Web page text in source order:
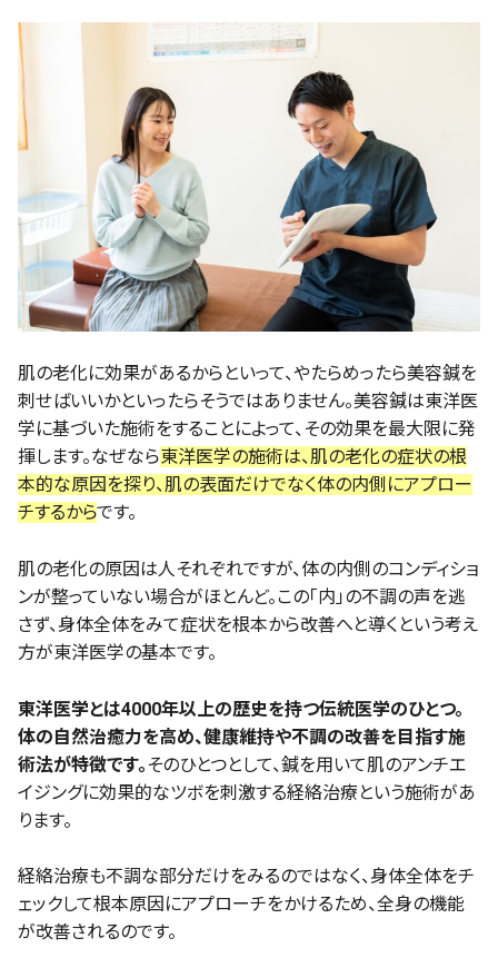
肌の老化に効果があるからといって、やたらめったら美容鍼を
刺せばいいかといったらそうではありません。美容鍼は東洋医
学に基づいた施術をすることによって、その効果を最大限に発
揮します。なぜなら東洋医学の施術は、肌の老化の症状の根
本的な原因を探り、肌の表面だけでなく体の内側にアプロー
チするからです。
肌の老化の原因は人それぞれですが、体の内側のコンディショ
ンが整っていない場合がほとんど。この「内」の不調の声を逃
さず、身体全体をみて症状を根本から改善へと導くという考え
方が東洋医学の基本です。
東洋医学とは4000年以上の歴史を持つ伝統医学のひとつ。
体の自然治癒力を高め、健康維持や不調の改善を目指す施
術法が特徴です。そのひとつとして、鍼を用いて肌のアンチエ
イジングに効果的なツボを刺激する経絡治療という施術があ
ります。
経絡治療も不調な部分だけをみるのではなく、身体全体をチ
ェックして根本原因にアプローチをかけるため、全身の機能
が改善されるのです。